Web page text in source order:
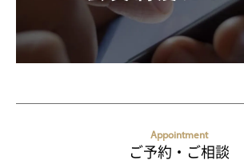
Appointment
ご予約・ご相談